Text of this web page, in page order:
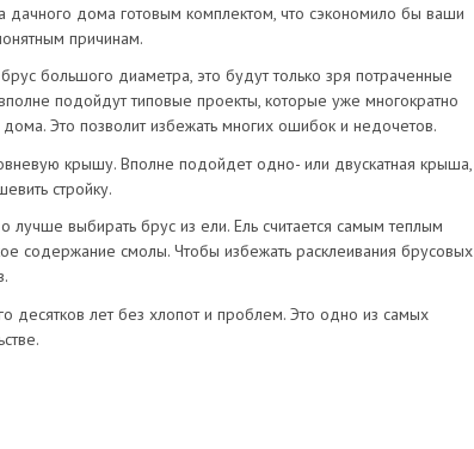
дома готовым комплектом, что сэкономило бы ваши
причинам.
большого диаметра, это будут только зря потраченные
подойдут типовые проекты, которые уже многократно
Это позволит избежать многих ошибок и недочетов.
крышу. Вполне подойдет одно- или двускатная крыша,
стройку.
выбирать брус из ели. Ель считается самым теплым
содержание смолы. Чтобы избежать расклеивания брусовых
десятков лет без хлопот и проблем. Это одно из самых